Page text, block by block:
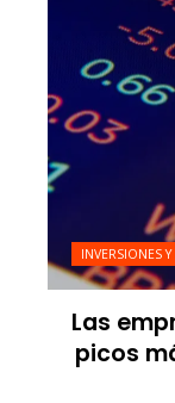
INVERSIONES
Las
picos